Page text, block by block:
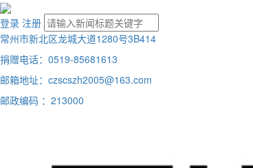
登录 注册
常州市新北区龙城大道1280号3B414
捐赠电话：0519-85681613
邮箱地址：czscszh2005@163.com
邮政编码 ：213000